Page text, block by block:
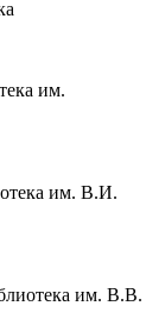
им.
им. В.И.
им. В.В.